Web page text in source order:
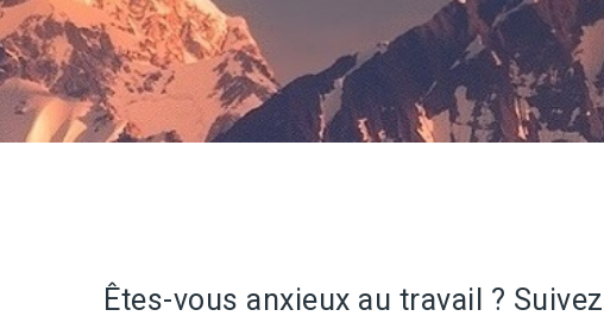
Êtes-vous anxieux au travail ?